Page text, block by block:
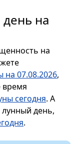
на
на
на 07.08.2026,
время
сегодня. А
лунный день,
.